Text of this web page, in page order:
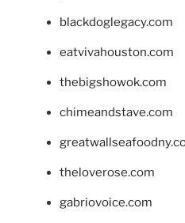
blackdoglegacy.com
eatvivahouston.com
thebigshowok.com
chimeandstave.com
theloverose.com
gabriovoice.com